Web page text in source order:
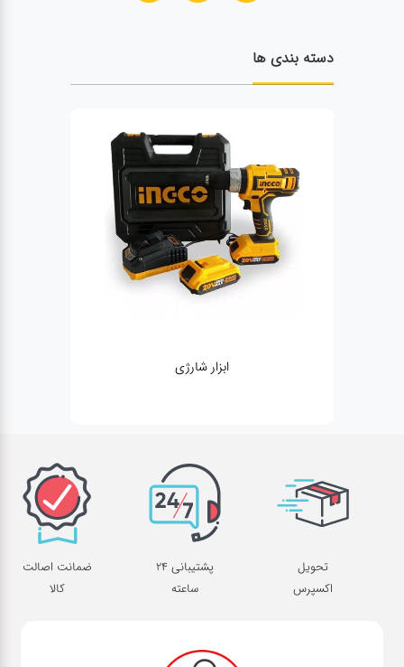
دسته بندی ها
ژنراتور
تحویل
اکسپرس
پشتیبانی 24
ساعته
ضمانت اصالت
کالا